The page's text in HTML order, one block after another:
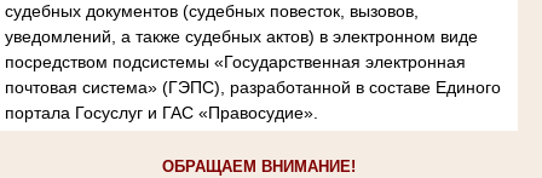
судебных документов (судебных повесток, вызовов,
уведомлений, а также судебных актов) в электронном виде
посредством подсистемы «Государственная электронная
почтовая система» (ГЭПС), разработанной в составе Единого
портала Госуслуг и ГАС «Правосудие».
ОБРАЩАЕМ ВНИМАНИЕ!